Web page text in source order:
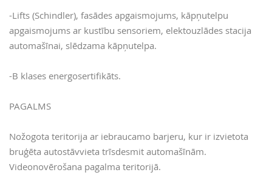
-Lifts (Schindler), fasādes apgaismojums, kāpņutelpu
apgaismojums ar kustību sensoriem, elektouzlādes stacija
automašīnai, slēdzama kāpņutelpa.
-B klases energosertifikāts.
PAGALMS
Nožogota teritorija ar iebraucamo barjeru, kur ir izvietota
bruģēta autostāvvieta trīsdesmit automašīnām.
Videonovērošana pagalma teritorijā.